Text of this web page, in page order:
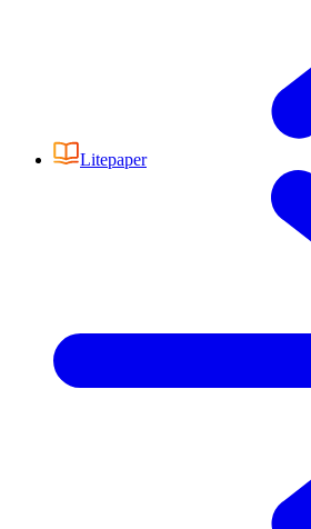
Litepaper